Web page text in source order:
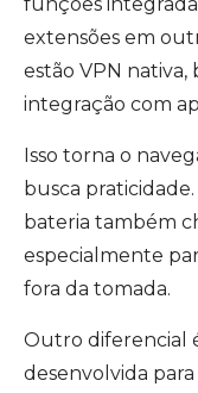
extensões em
estão VPN
integração com
Isso torna o
busca
bateria também
especialmente
fora da tomada.
Outro diferencial
desenvolvida